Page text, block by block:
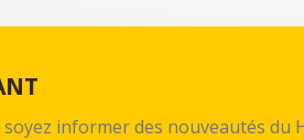
informer des nouveautés du